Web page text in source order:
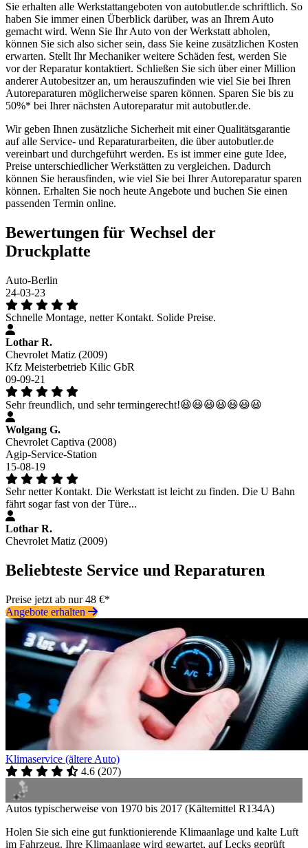
Sie erhalten alle Werkstattangeboten von autobutler.de schriftlich. So
haben Sie immer einen Überblick darüber, was an Ihrem Auto
gemacht wird. Wenn Sie Ihr Auto von der Werkstatt abholen,
können Sie sich also sicher sein, dass Sie keine zusätzlichen Kosten
erwarten. Stellt Ihr Mechaniker weitere Schäden fest, werden Sie
vor der Reparatur kontaktiert. Schließen Sie sich über einer Million
anderer Autobesitzer an, um herauszufinden wie viel Sie bei Ihren
Autoreparaturen möglicherweise sparen können. Sparen Sie bis zu
50%* bei Ihrer nächsten Autoreparatur mit autobutler.de.
Wir geben Ihnen zusätzliche Sicherheit mit einer Qualitätsgarantie
auf alle Service- und Reparaturarbeiten, die über autobutler.de
vereinbart und durchgeführt werden. Es ist immer eine gute Idee,
Preise unterschiedlicher Werkstätten zu vergleichen. Dadurch
können Sie herausfinden, wie viel Sie bei Ihrer Autoreparatur sparen
können. Erhalten Sie noch heute Angebote und buchen Sie einen
passenden Termin online.
Bewertungen für Wechsel der
Druckplatte
Auto-Berlin
24-03-23
Schnelle Montage, netter Kontakt. Solide Preise.
Lothar R.
Chevrolet Matiz (2009)
Kfz Meisterbetrieb Kilic GbR
09-09-21
Sehr freundlich, und sehr termingerecht!😃😃😃😃😃😃😃
Wolgang G.
Chevrolet Captiva (2008)
Agip-Service-Station
15-08-19
Sehr netter Kontakt. Die Werkstatt ist leicht zu finden. Die U Bahn
fährt sogar fast von der Türe...
Lothar R.
Chevrolet Matiz (2009)
Beliebteste Service und Reparaturen
Preise jetzt ab nur 48 €*
Angebote erhalten
Klimaservice (ältere Auto)
4.6 (207)
Autos typischerweise von 1970 bis 2017 (Kältemittel R134A)
Holen Sie sich eine gut funktionierende Klimaanlage und kalte Luft
im Fahrzeug. Ihre Klimaanlage wird gewartet, auf Lecks geprüft